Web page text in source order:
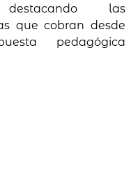
destacando las
que cobran desde
pedagógica